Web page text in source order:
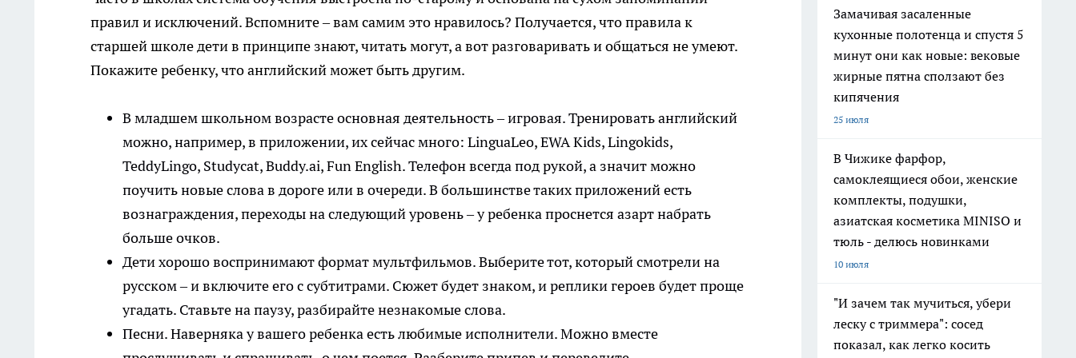
правил и исключений. Вспомните – вам самим это нравилось? Получается, что правила к
старшей школе дети в принципе знают, читать могут, а вот разговаривать и общаться не умеют.
Покажите ребенку, что английский может быть другим.
В младшем школьном возрасте основная деятельность – игровая. Тренировать английский
можно, например, в приложении, их сейчас много: LinguaLeo, EWA Kids, Lingokids,
TeddyLingo, Studycat, Buddy.ai, Fun English. Телефон всегда под рукой, а значит можно
поучить новые слова в дороге или в очереди. В большинстве таких приложений есть
вознаграждения, переходы на следующий уровень – у ребенка проснется азарт набрать
больше очков.
Дети хорошо воспринимают формат мультфильмов. Выберите тот, который смотрели на
русском – и включите его с субтитрами. Сюжет будет знаком, и реплики героев будет проще
угадать. Ставьте на паузу, разбирайте незнакомые слова.
Песни. Наверняка у вашего ребенка есть любимые исполнители. Можно вместе
Замачивая засаленные
кухонные полотенца и спустя 5
минут они как новые: вековые
жирные пятна сползают без
кипячения
25 июля
В Чижике фарфор,
самоклеящиеся обои, женские
комплекты, подушки,
азиатская косметика MINISO и
тюль - делюсь новинками
10 июля
"И зачем так мучиться, убери
леску с триммера": сосед
показал, как легко косить